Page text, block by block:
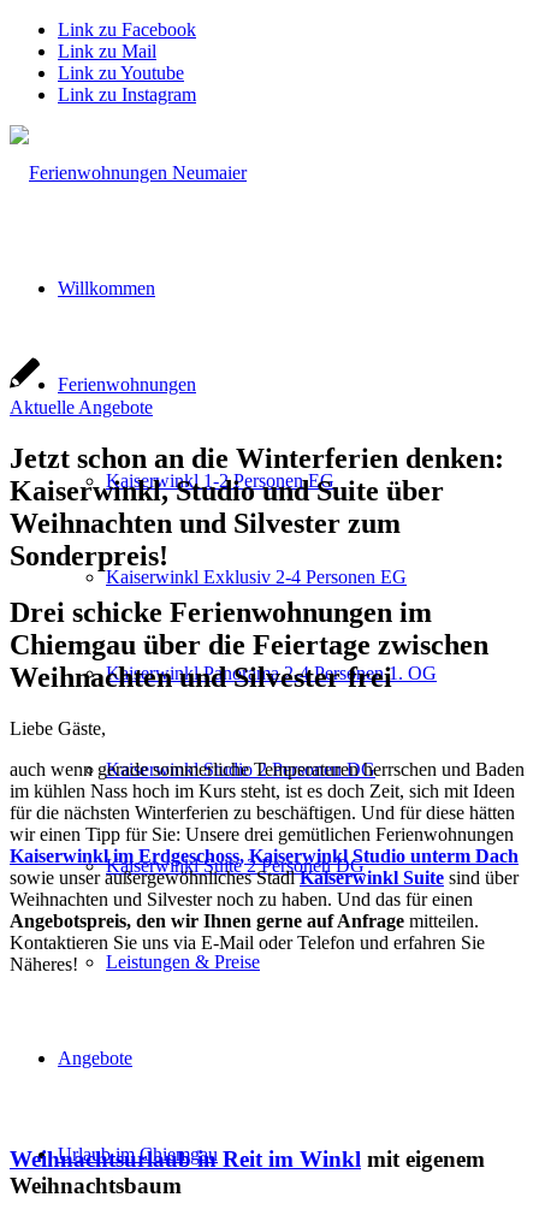
Link zu Facebook
Link zu Mail
Link zu Youtube
Link zu Instagram
Willkommen
Ferienwohnungen
Kaiserwinkl 1-2 Personen EG
Kaiserwinkl Exklusiv 2-4 Personen EG
Kaiserwinkl Panorama 2-4 Personen 1. OG
Kaiserwinkl Studio 2 Personen DG
Kaiserwinkl Suite 2 Personen DG
Leistungen & Preise
Angebote
Urlaub im Chiemgau
Aktuelle Angebote
Jetzt schon an die Winterferien denken:
Kaiserwinkl, Studio und Suite über
Weihnachten und Silvester zum
Sonderpreis!
Drei schicke Ferienwohnungen im
Chiemgau über die Feiertage zwischen
Weihnachten und Silvester frei
Liebe Gäste,
auch wenn gerade sommerliche Temperaturen herrschen und Baden
im kühlen Nass hoch im Kurs steht, ist es doch Zeit, sich mit Ideen
für die nächsten Winterferien zu beschäftigen. Und für diese hätten
wir einen Tipp für Sie: Unsere drei gemütlichen Ferienwohnungen
Kaiserwinkl im Erdgeschoss,Kaiserwinkl Studio unterm Dach
sowie unser außergewöhnliches StadlKaiserwinkl Suite sind über
Weihnachten und Silvester noch zu haben. Und das für einen
Angebotspreis, den wir Ihnen gerne auf Anfrage mitteilen.
Kontaktieren Sie uns via E-Mail oder Telefon und erfahren Sie
Näheres!
Weihnachtsurlaub in Reit im Winkl mit eigenem
Weihnachtsbaum